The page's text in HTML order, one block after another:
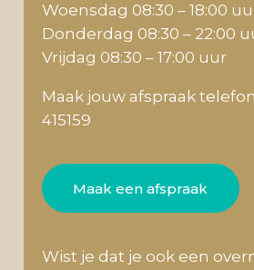
Woensdag 08:30 – 18:00
Donderdag 08:30 – 22:00
Vrijdag 08:30 – 17:00 uur
Maak jouw afspraak
415159
Maak een afspraak
Wist je dat je ook een